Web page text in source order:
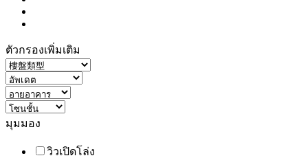
ตัวกรองเพิ่มเติม
มุมมอง
วิวเปิดโล่ง